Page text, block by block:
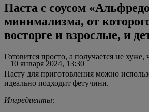
Паста с соусом
минимализма, от
восторге и взрослые, и
10 января 2024, 13:30
Готовится просто, а получается не хуже,
Пасту для приготовления можно
идеально подходит фетучини.
Ингредиенты: